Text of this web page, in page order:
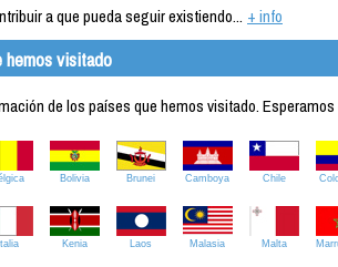
a que pueda seguir existiendo... + info
hemos visitado
de los países que hemos visitado.
Bolivia Brunei Camboya Chile
Italia Kenia Laos Malasia Malta